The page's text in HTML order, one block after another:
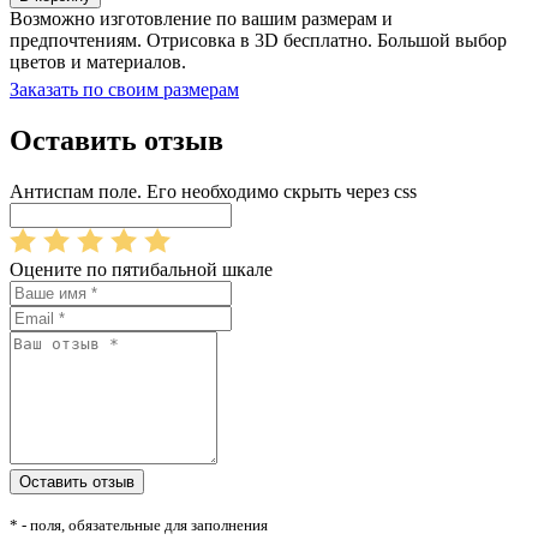
Возможно изготовление по вашим размерам и
предпочтениям. Отрисовка в 3D бесплатно. Большой выбор
цветов и материалов.
Заказать по своим размерам
Оставить отзыв
Антиспам поле. Его необходимо скрыть через css
Оцените по пятибальной шкале
* - поля, обязательные для заполнения